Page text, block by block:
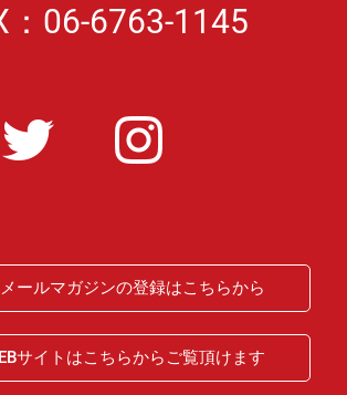
：06-6763-1145
ールマガジンの登録はこちらから
サイトはこちらからご覧頂けます